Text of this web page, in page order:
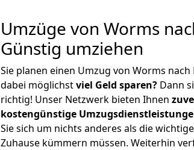
Umzüge von Worms
Günstig umziehen
Sie planen einen Umzug von Worms
dabei möglichstviel Geld sparen? Dann
richtig! Unser Netzwerk bieten Ihnen
kostengünstige
Sie sich um nichts anderes als die
Zuhause kümmern müssen. Weiterhin